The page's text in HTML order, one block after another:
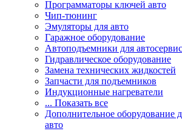
Программаторы ключей авто
Чип-тюнинг
Эмуляторы для авто
Гаражное оборудование
Автоподъемники для
Гидравлическое оборудование
Замена технических жидкостей
Запчасти для подъемников
Индукционные нагреватели
... Показать все
Дополнительное оборудование
авто